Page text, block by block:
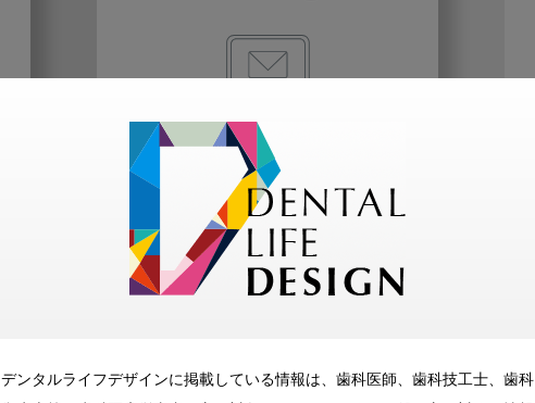
デンタルライフデザインに掲載している情報は、歯科医師、歯科技工士、歯科
歯科に関するお役立ち情報を
メールマガジンでお届け
ご登録いただいた職種（歯科医
お届けします。